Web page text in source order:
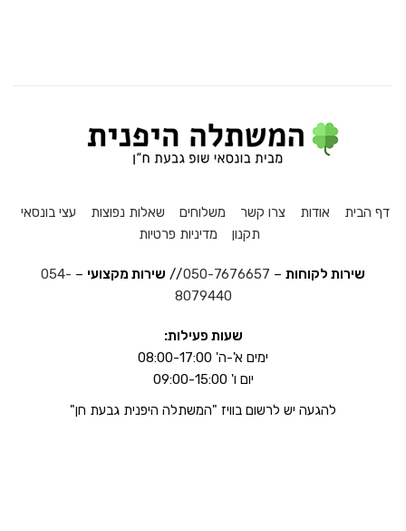
דף הבית אודות צרו קשר משלוחים שאלות נפוצות
עצי בונסאי
תקנון
מדיניות פרטיות
שירות לקוחות –
050-7676657
// שירות מקצועי –
054-
8079440
שעות פעילות:
ימים א'-ה' 08:00-17:00
יום ו' 09:00-15:00
להגעה יש לרשום בוויז "המשתלה היפנית גבעת חן"